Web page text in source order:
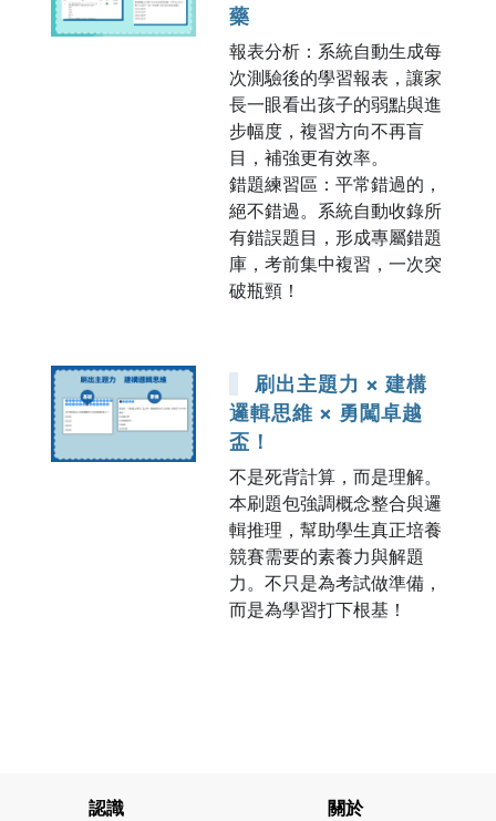
藥
報表分析：系統自動生成每
次測驗後的學習報表，讓家
長一眼看出孩子的弱點與進
步幅度，複習方向不再盲
目，補強更有效率。
錯題練習區：平常錯過的，
絕不錯過。系統自動收錄所
有錯誤題目，形成專屬錯題
庫，考前集中複習，一次突
破瓶頸！
刷出主題力 × 建構
邏輯思維 × 勇闖卓越
盃！
不是死背計算，而是理解。
本刷題包強調概念整合與邏
輯推理，幫助學生真正培養
競賽需要的素養力與解題
力。不只是為考試做準備，
而是為學習打下根基！
認識 關於